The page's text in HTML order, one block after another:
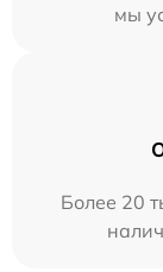
мы
Более 20